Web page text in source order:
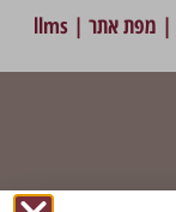
| מפת אתר |
llms